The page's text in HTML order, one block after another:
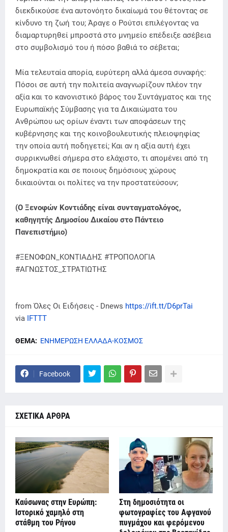
διεκδικούσε ένα αυτονόητο δικαίωμά του θέτοντας σε
κίνδυνο τη ζωή του; Άραγε ο Ρούτσι επιλέγοντας να
διαμαρτυρηθεί μπροστά στο μνημείο επέδειξε ασέβεια
στο συμβολισμό του ή πόσο βαθιά το σέβεται;
Μία τελευταία απορία, ευρύτερη αλλά άμεσα συναφής:
Πόσοι σε αυτή την πολιτεία αναγνωρίζουν πλέον την
αξία και το κανονιστικό βάρος του Συντάγματος και της
Ευρωπαϊκής Σύμβασης για τα Δικαιώματα του
Ανθρώπου ως ορίων έναντι των αποφάσεων της
κυβέρνησης και της κοινοβουλευτικής πλειοψηφίας
την οποία αυτή ποδηγετεί; Και αν η αξία αυτή έχει
συρρικνωθεί σήμερα στο ελάχιστο, τι απομένει από τη
δημοκρατία και σε ποιους δημόσιους χώρους
δικαιούνται οι πολίτες να την προστατεύσουν;
(Ο Ξενοφών Κοντιάδης είναι συνταγματολόγος,
καθηγητής Δημοσίου Δικαίου στο Πάντειο
Πανεπιστήμιο)
#ΞΕΝΟΦΩΝ_ΚΟΝΤΙΑΔΗΣ #ΤΡΟΠΟΛΟΓΙΑ
#ΑΓΝΩΣΤΟΣ_ΣΤΡΑΤΙΩΤΗΣ
from Όλες Οι Ειδήσεις - Dnews https://ift.tt/D6prTai
via IFTTT
ΘΕΜΑ: ΕΝΗΜΕΡΩΣΗ ΕΛΛΑΔΑ-ΚΟΣΜΟΣ
Facebook
ΣΧΕΤΙΚΑ ΑΡΘΡΑ
Καύσωνας στην Ευρώπη:
Ιστορικό χαμηλό στη
στάθμη του Ρήνου
Στη δημοσιότητα οι
φωτογραφίες του Αφγανού
πυγμάχου και φερόμενου